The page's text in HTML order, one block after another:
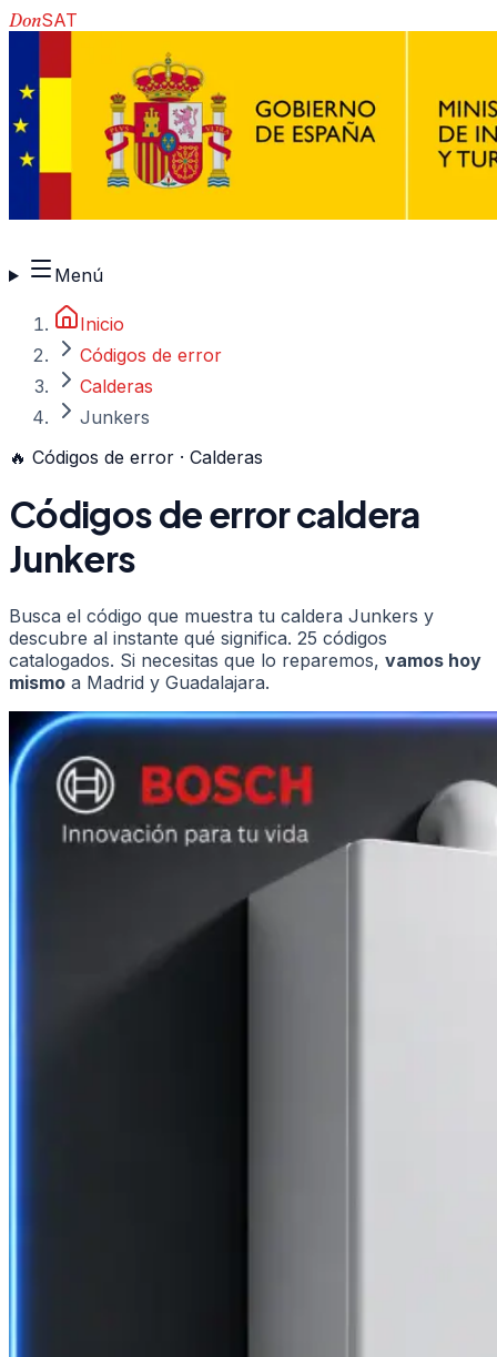
DonSAT
Menú
Inicio
Códigos de error
Calderas
Junkers
🔥 Códigos de error · Calderas
Códigos de errorcaldera
Junkers
Busca el código que muestra tu caldera Junkers y
descubre al instante qué significa. 25 códigos
catalogados. Si necesitas que lo reparemos, vamos hoy
mismo a Madrid y Guadalajara.